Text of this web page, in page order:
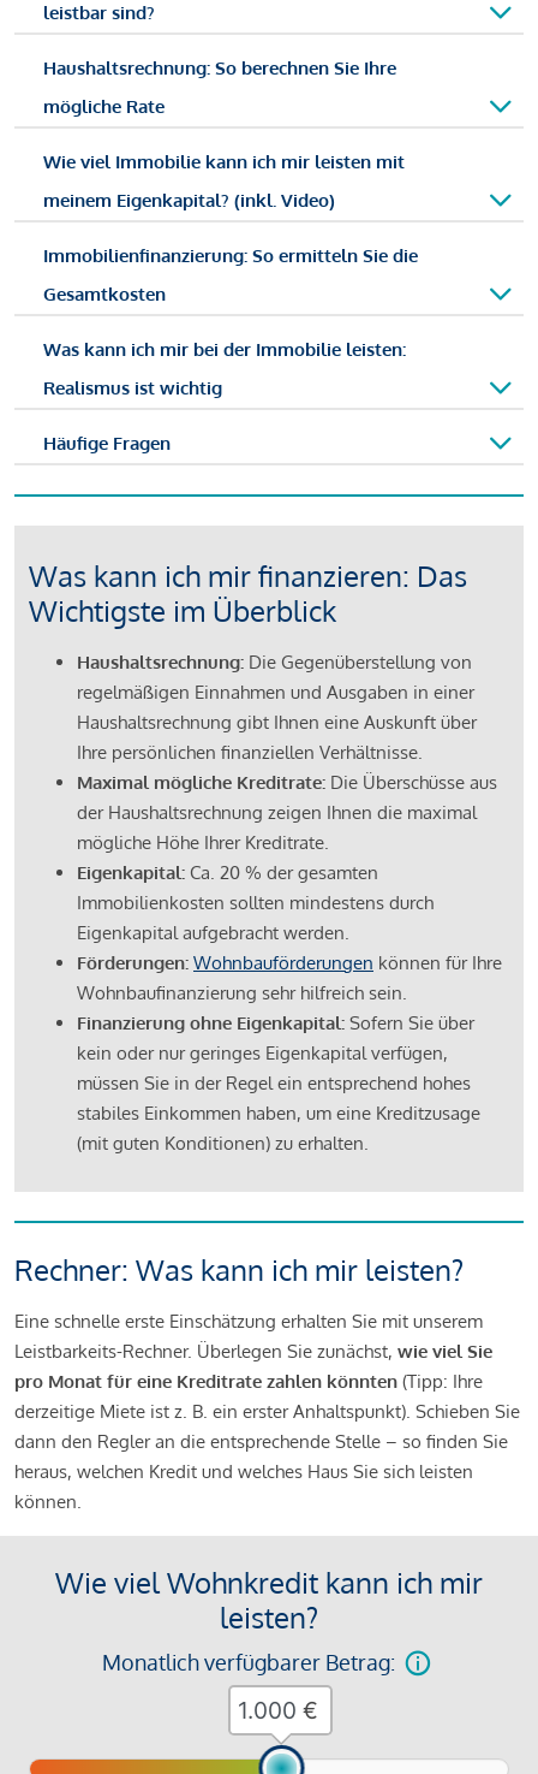
leistbar sind?
Haushaltsrechnung: So berechnen Sie Ihre
mögliche Rate
Wie viel Immobilie kann ich mir leisten mit
meinem Eigenkapital? (inkl. Video)
Immobilienfinanzierung: So ermitteln Sie die
Gesamtkosten
Was kann ich mir bei der Immobilie leisten:
Realismus ist wichtig
Häufige Fragen
Was kann ich mir finanzieren: Das
Wichtigste im Überblick
Haushaltsrechnung: Die Gegenüberstellung von
regelmäßigen Einnahmen und Ausgaben in einer
Haushaltsrechnung gibt Ihnen eine Auskunft über
Ihre persönlichen finanziellen Verhältnisse.
Maximal mögliche Kreditrate: Die Überschüsse aus
der Haushaltsrechnung zeigen Ihnen die maximal
mögliche Höhe Ihrer Kreditrate.
Eigenkapital: Ca. 20 % der gesamten
Immobilienkosten sollten mindestens durch
Eigenkapital aufgebracht werden.
Förderungen: Wohnbauförderungen können für Ihre
Wohnbaufinanzierung sehr hilfreich sein.
Finanzierung ohne Eigenkapital: Sofern Sie über
kein oder nur geringes Eigenkapital verfügen,
müssen Sie in der Regel ein entsprechend hohes
stabiles Einkommen haben, um eine Kreditzusage
(mit guten Konditionen) zu erhalten.
Rechner: Was kann ich mir leisten?
Eine schnelle erste Einschätzung erhalten Sie mit unserem
Leistbarkeits-Rechner. Überlegen Sie zunächst, wie viel Sie
pro Monat für eine Kreditrate zahlen könnten (Tipp: Ihre
derzeitige Miete ist z. B. ein erster Anhaltspunkt). Schieben Sie
dann den Regler an die entsprechende Stelle – so finden Sie
heraus, welchen Kredit und welches Haus Sie sich leisten
können.
Wie viel Wohnkredit kann ich mir
leisten?
Monatlich verfügbarer Betrag:
€